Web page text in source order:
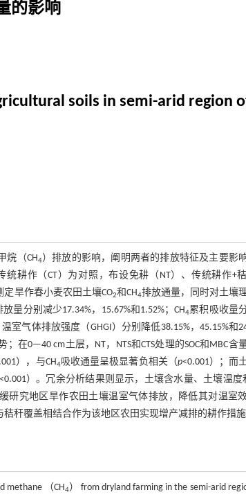
的影响
soils in semi-arid region
烷（CH4）排放的影响，阐明两者的排放特征及主要影响
统耕作（CT）为对照，布设免耕（NT）、传统耕作+
定旱作春小麦农田土壤CO2和CH4排放通量，同时对土壤
放量分别减少17.34%，15.67%和1.52%；CH4累积吸收量
室气体排放强度（GHGI）分别降低38.15%，45.15%和
0—40 cm土层，NT，NTS和CTS处理的SOC和MBC含
），与CH4吸收通量呈极显著负相关（p<0.001）；而
）。冗余分析结果则显示，土壤含水量、土壤温度
研究地区旱作农田土壤温室气体排放，降低其对温室
秆覆盖相结合作为该地区农田实现增产减排的耕作措施
methane （CH4） from dryland farming in the semi-arid